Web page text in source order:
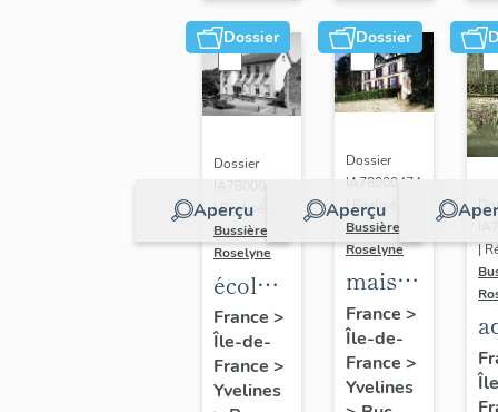
Dossier
Aperçu
Dossier
| Réalisé par
Bussière
Roselyne
école
primaire
de
filles,
France >
Île-de-
France >
Yvelines
Dossier
Aperçu
Dossier
IA78000474
| Réalisé par
Bussière
Roselyne
maison
dite
villa
Saint
Marie
France >
Île-de-
France >
Yvelines
|